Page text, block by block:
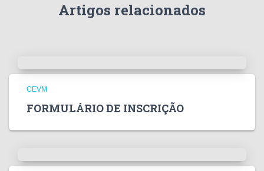
Artigos relacionados
CEVM
FORMULÁRIO DE INSCRIÇÃO